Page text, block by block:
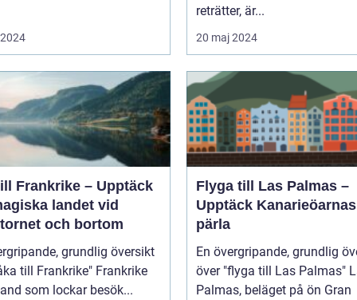
reträtter, är...
20 maj 2024
Frankrike – Upptäck
landet vid
och bortom
grundlig översikt
till Frankrike" Frankrike
som lockar besök...
Flyga till Las Palmas –
Upptäck Kanarieöarnas
pärla
En övergripande, grundlig
över "flyga till Las Palmas" Las
Palmas, beläget på ön Gran